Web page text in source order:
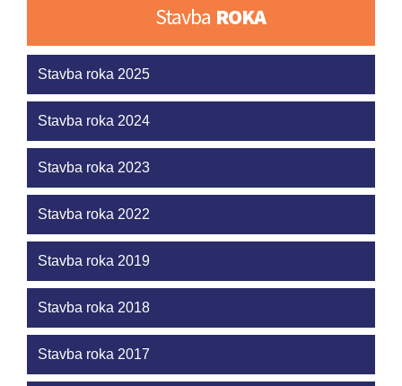
Stavba ROKA
Stavba roka 2025
Stavba roka 2024
Stavba roka 2023
Stavba roka 2022
Stavba roka 2019
Stavba roka 2018
Stavba roka 2017